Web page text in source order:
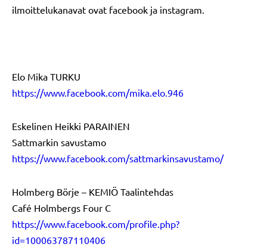
ilmoittelukanavat ovat facebook ja instagram.
Elo Mika TURKU
https://www.facebook.com/mika.elo.946
Eskelinen Heikki PARAINEN
Sattmarkin savustamo
https://www.facebook.com/sattmarkinsavustamo/
Holmberg Börje – KEMIÖ Taalintehdas
Café Holmbergs Four C
https://www.facebook.com/profile.php?
id=100063787110406